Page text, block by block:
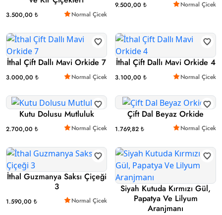
3.500,00 ₺ Normal Çicek
9.500,00 ₺ Normal Çicek
İthal Çift Dallı Mavi Orkide 7
3.000,00 ₺ Normal Çicek
İthal Çift Dallı Mavi Orkide 4
3.100,00 ₺ Normal Çicek
Kutu Dolusu Mutluluk
2.700,00 ₺ Normal Çicek
Çift Dal Beyaz Orkide
1.769,82 ₺ Normal Çicek
İthal Guzmanya Saksı Çiçeği
3
1.590,00 ₺ Normal Çicek
Siyah Kutuda Kırmızı Gül,
Papatya Ve Lilyum
Aranjmanı